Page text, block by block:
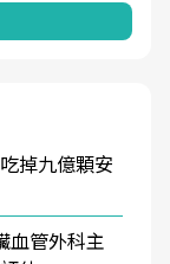
掉九億顆安
血管外科主